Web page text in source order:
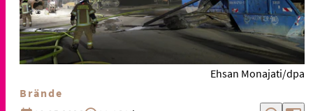
Ehsan Monajati/dpa
Brände